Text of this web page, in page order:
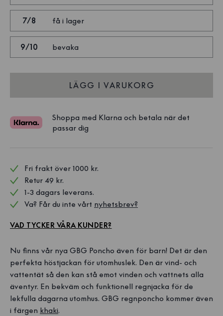
7/8 få i lager
9/10 bevaka
LÄGG I VARUKORG
Shoppa med Klarna och betala när det
passar dig
Fri frakt över 1000 kr.
Retur 49 kr.
1-3 dagars leverans.
Va? Får du inte vårt nyhetsbrev?
VAD TYCKER VÅRA KUNDER?
Nu finns vår nya GBG Poncho även för barn! Det är den
perfekta höstjackan för utomhuslek. Den är vind- och
vattentät så den kan stå emot vinden och vattnets alla
äventyr. En bekväm och funktionell regnjacka för de
lekfulla dagarna utomhus. GBG regnponcho kommer även
i färgen khaki.